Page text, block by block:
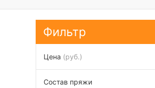
Фильтр
Цена (руб.)
Состав пряжи